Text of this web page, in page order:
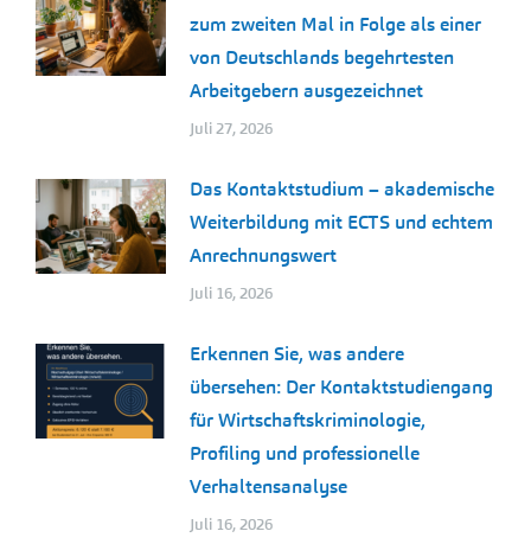
zum zweiten Mal in Folge als einer
von Deutschlands begehrtesten
Arbeitgebern ausgezeichnet
Juli 27, 2026
Das Kontaktstudium – akademische
Weiterbildung mit ECTS und echtem
Anrechnungswert
Juli 16, 2026
Erkennen Sie, was andere
übersehen: Der Kontaktstudiengang
für Wirtschaftskriminologie,
Profiling und professionelle
Verhaltensanalyse
Juli 16, 2026